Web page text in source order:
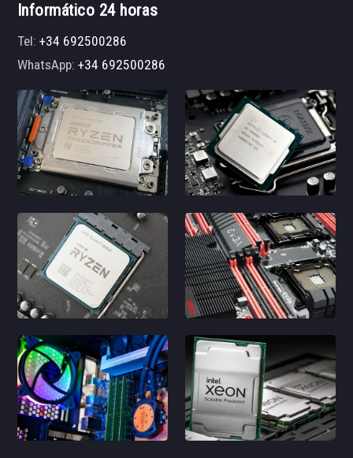
Informático 24 horas
Tel:+34 692500286
WhatsApp:+34 692500286